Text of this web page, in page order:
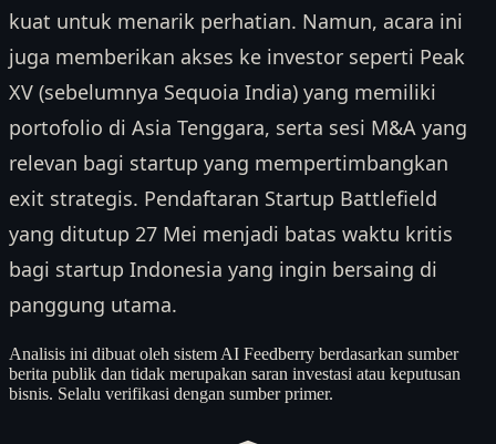
kuat untuk menarik perhatian. Namun, acara ini
juga memberikan akses ke investor seperti Peak
XV (sebelumnya Sequoia India) yang memiliki
portofolio di Asia Tenggara, serta sesi M&A yang
relevan bagi startup yang mempertimbangkan
exit strategis. Pendaftaran Startup Battlefield
yang ditutup 27 Mei menjadi batas waktu kritis
bagi startup Indonesia yang ingin bersaing di
panggung utama.
Analisis ini dibuat oleh sistem AI Feedberry berdasarkan sumber
berita publik dan tidak merupakan saran investasi atau keputusan
bisnis. Selalu verifikasi dengan sumber primer.